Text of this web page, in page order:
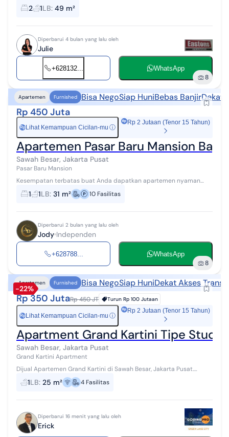
2 1LB: 49 m²
Diperbarui 4 bulan yang lalu oleh
Julie
+628132... WhatsApp
8
Apartemen Furnished Bisa NegoSiap HuniBebas BanjirDekat
Rp 450 Juta
Rp Lihat Kemampuan Cicilan-mu ⓘ
Rp 2 Jutaan (Tenor 15 Tahun)
Apartemen Pasar Baru Mansion
Sawah Besar, Jakarta Pusat
Pasar Baru Mansion
Kesempatan terbatas buat Anda dapatkan apartemen nyaman
dengan return investasi tinggi di Sawah Besar, Jakarta Pusat.
Apartemen ini menawarkan lok...
1 1LB: 31 m² 10 Fasilitas
Diperbarui 2 bulan yang lalu oleh
Jody Independen
+628788... WhatsApp
8
-22%
Apartemen Furnished Bisa NegoSiap HuniDekat Akses
Rp 350 JutaRp 450 JT Turun Rp 100 Jutaan
Rp Lihat Kemampuan Cicilan-mu ⓘ
Rp 2 Jutaan (Tenor 15 Tahun)
Apartment Grand Kartini Tipe Studio
Sawah Besar, Jakarta Pusat
Grand Kartini Apartment
Dijual Apartemen Grand Kartini di Sawah Besar, Jakarta Pusat.
Spesifikasi Utama Properti : - Tipe : Studio - Luas Banguna : 25 m2 -
Lantai...
1LB: 25 m² 4 Fasilitas
Diperbarui 16 menit yang lalu oleh
Erick